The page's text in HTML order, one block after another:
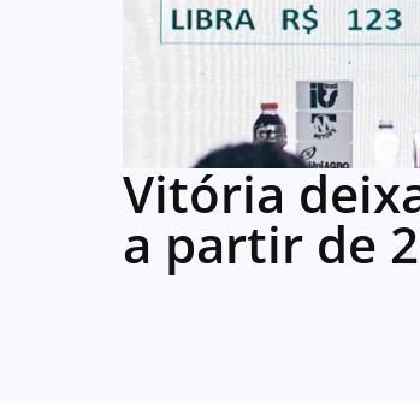
Vitória
a partir de